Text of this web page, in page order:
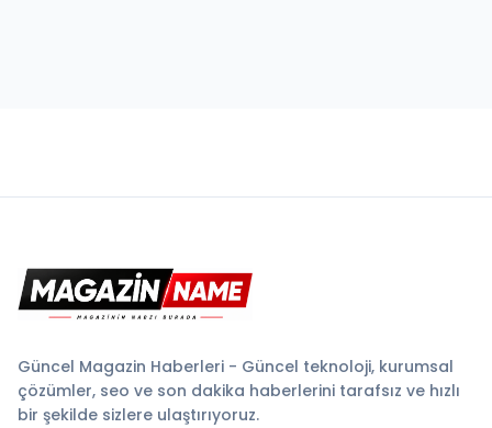
Güncel Magazin Haberleri - Güncel teknoloji, kurumsal
çözümler, seo ve son dakika haberlerini tarafsız ve hızlı
bir şekilde sizlere ulaştırıyoruz.